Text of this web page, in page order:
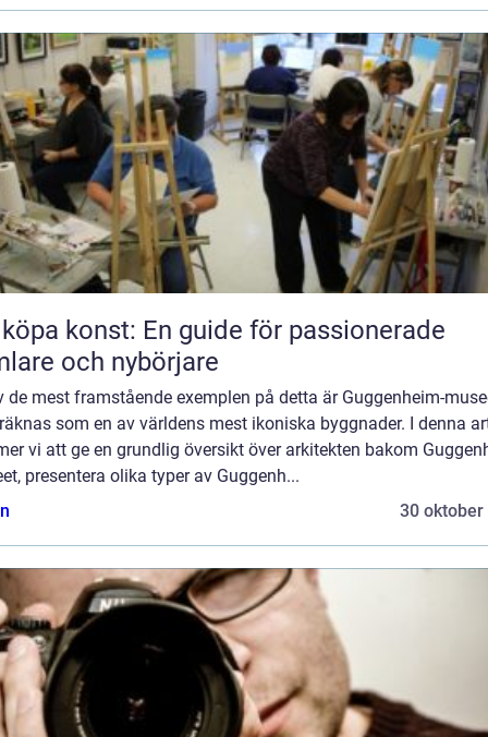
konst: En guide för passionerade
och nybörjare
de mest framstående exemplen på detta är Guggenheim-
som en av världens mest ikoniska byggnader. I denna
vi att ge en grundlig översikt över arkitekten bakom
presentera olika typer av Guggenh...
30 oktober